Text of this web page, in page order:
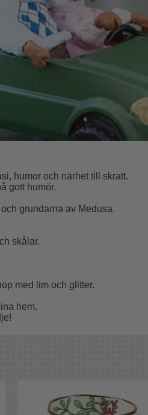
humor och närhet till skratt.
gott humör.
grundarna av Medusa.
skålar.
med lim och glitter.
hem.